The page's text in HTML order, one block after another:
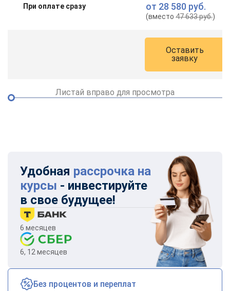
При оплате сразу от 28 580 руб.
(вместо47 633 руб.)
Оставить
заявку
Листай вправо для просмотра
Удобная рассрочка на
курсы - инвестируйте
в свое будущее!
6 месяцев
6, 12 месяцев
Без процентов и переплат
ChatApp
online
Мессенджеры
Свяжитесь с нами через любой удобный мессенджер!
Telegram WhatsApp